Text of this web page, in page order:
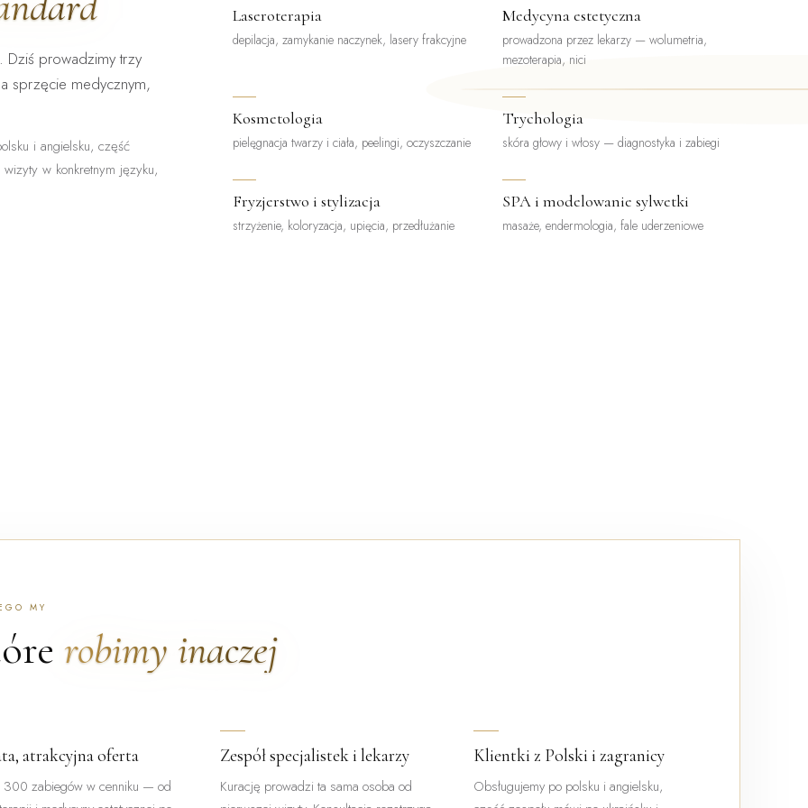
Dziś prowadzimy trzy
sprzęcie medycznym,
i angielsku, część
w konkretnym języku,
Laseroterapia
depilacja, zamykanie naczynek, lasery frakcyjne
Medycyna estetyczna
prowadzona przez lekarzy — wolumetria,
mezoterapia, nici
Kosmetologia
pielęgnacja twarzy i ciała, peelingi, oczyszczanie
Trychologia
skóra głowy i włosy — diagnostyka i zabiegi
Fryzjerstwo i stylizacja
strzyżenie, koloryzacja, upięcia, przedłużanie
SPA i modelowanie sylwetki
masaże, endermologia, fale uderzeniowe
MY
robimy inaczej
atrakcyjna oferta
300 zabiegów w cenniku — od
Zespół specjalistek i lekarzy
Kurację prowadzi ta sama osoba od
Klientki z Polski i zagranicy
Obsługujemy po polsku i angielsku,